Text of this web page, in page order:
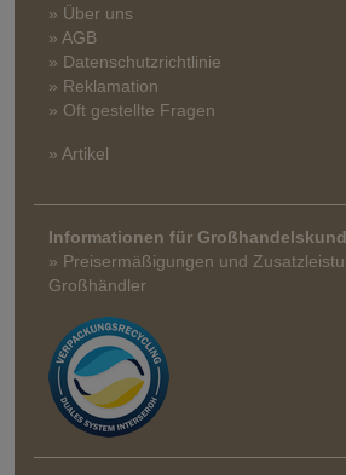
» Über uns
» AGB
» Datenschutzrichtlinie
» Reklamation
» Oft gestellte Fragen
» Artikel
Informationen für
» Preisermäßigungen und
Großhändler